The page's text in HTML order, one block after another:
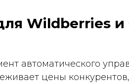
Wildberries и
автоматического
цены